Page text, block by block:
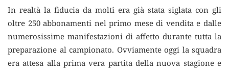
In realtà la fiducia da molti era già stata siglata con gli
oltre 250 abbonamenti nel primo mese di vendita e dalle
numerosissime manifestazioni di affetto durante tutta la
preparazione al campionato. Ovviamente oggi la squadra
era attesa alla prima vera partita della nuova stagione e